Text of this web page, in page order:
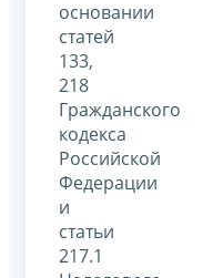
основании
статей
133,
218
Гражданского
кодекса
Российской
Федерации
и
статьи
217.1